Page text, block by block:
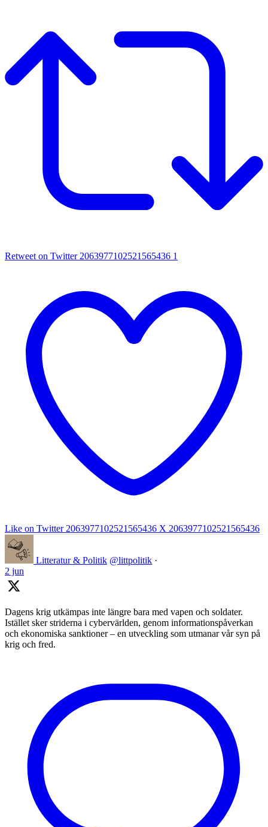
Retweet on Twitter 2063977102521565436 1
Like on Twitter 2063977102521565436 X 2063977102521565436
Litteratur & Politik @littpolitik ·
2 jun
Dagens krig utkämpas inte längre bara med vapen och soldater.
Istället sker striderna i cybervärlden, genom informationspåverkan
och ekonomiska sanktioner – en utveckling som utmanar vår syn på
krig och fred.